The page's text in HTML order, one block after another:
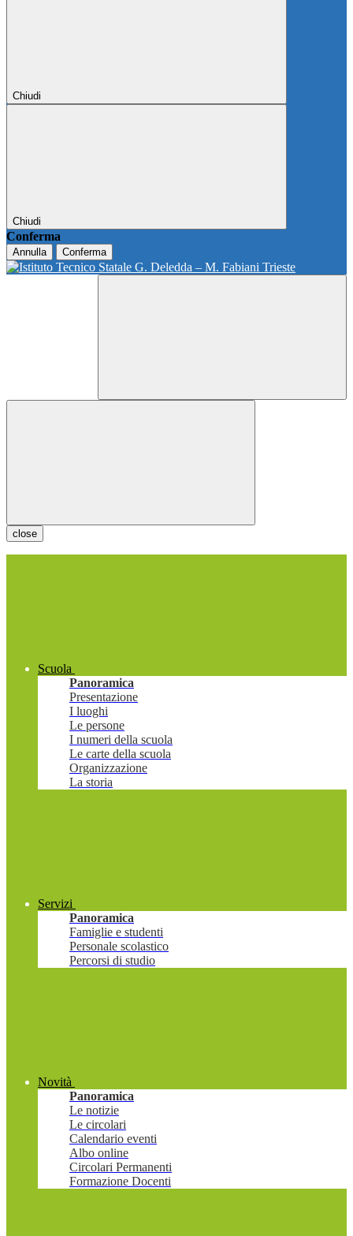
Chiudi
Chiudi
Conferma
Annulla Conferma
close
Scuola
Panoramica
Presentazione
I luoghi
Le persone
I numeri della scuola
Le carte della scuola
Organizzazione
La storia
Servizi
Panoramica
Famiglie e studenti
Personale scolastico
Percorsi di studio
Novità
Panoramica
Le notizie
Le circolari
Calendario eventi
Albo online
Circolari Permanenti
Formazione Docenti